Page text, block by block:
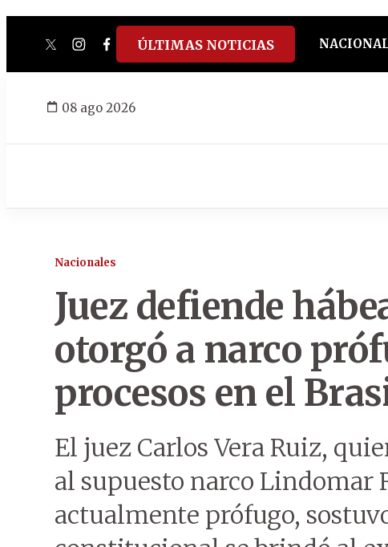
twitterinstagram
facebook
tiktokyoutube
spotify
ÚLTIMAS NOTICIAS
08 ago 2026
Nacionales
Juez defiende
otorgó a narco
procesos en el
El juez Carlos Vera Ruiz,
al supuesto narco Lindomar
actualmente prófugo,